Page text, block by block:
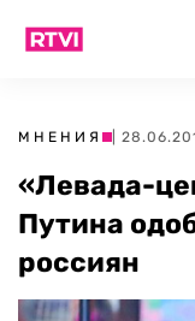
МНЕНИЯ |
«Левада-
Путина
россиян